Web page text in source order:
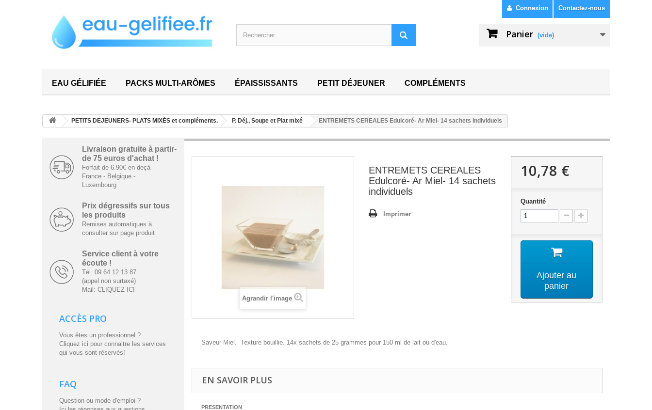
Connexion Contactez-nous
Panier (vide)
EAU GÉLIFIÉE PACKS MULTI-ARÔMES ÉPAISSISSANTS PETIT DÉJEUNER COMPLÉMENTS
PETITS DEJEUNERS- PLATS MIXÉS et compléments. P. Déj., Soupe et Plat mixé ENTREMETS CEREALES Edulcoré- Ar Miel- 14 sachets individuels
Livraison gratuite à partir­
de ­75 euros d'achat !
Forfait de 6.90€ en deçà
France - Belgique -
Luxembourg
Prix dégressifs ­sur tous
les produits
Remises automatiques à
consulter sur page produit
Service client à votre
écoute !
Tél. 09 64 12 13 87
(appel non surtaxé)
Mail: CLIQUEZ ICI
ACCÈS PRO
Vous êtes un professionnel ?
Cliquez ici pour connaitre les services
qui vous sont réservés!
FAQ
Question ou mode d'emploi ?
Agrandir l'image
ENTREMETS CEREALES
Edulcoré- Ar Miel- 14 sachets
individuels
Imprimer
10,78 €
Quantité
Ajouter au
panier
Saveur Miel. Texture bouillie. 14x sachets de 25 grammes pour 150 ml de lait ou d'eau.
EN SAVOIR PLUS
PRESENTATION